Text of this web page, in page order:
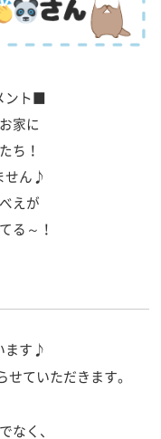
ント■
家に
ち！
せん♪
えが
る～！
ます♪
せていただきます。
なく、